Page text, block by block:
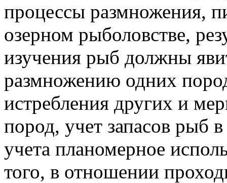
процессы размножения,
озерном рыболовстве,
изучения рыб должны
размножению одних
истребления других и
пород, учет запасов рыб
учета планомерное
того, в отношении